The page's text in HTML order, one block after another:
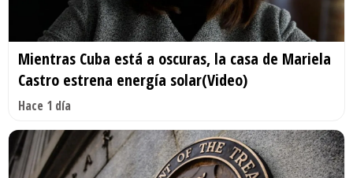
Mientras Cuba está a oscuras, la casa de Mariela
Castro estrena energía solar(Video)
Hace 1 día